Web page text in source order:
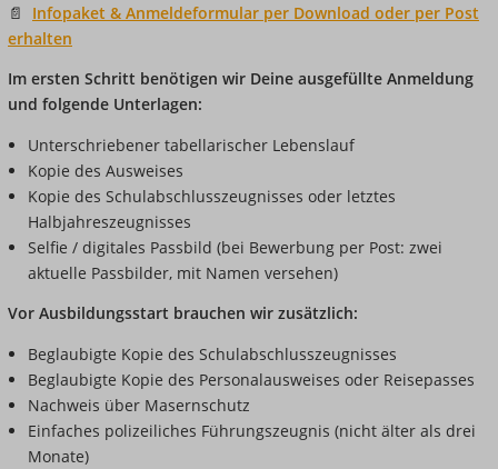
📄 Infopaket & Anmeldeformular per Download oder per Post
erhalten
Im ersten Schritt benötigen wir Deine ausgefüllte Anmeldung
und folgende Unterlagen:
Unterschriebener tabellarischer Lebenslauf
Kopie des Ausweises
Kopie des Schulabschlusszeugnisses oder letztes
Halbjahreszeugnisses
Selfie / digitales Passbild (bei Bewerbung per Post: zwei
aktuelle Passbilder, mit Namen versehen)
Vor Ausbildungsstart brauchen wir zusätzlich:
Beglaubigte Kopie des Schulabschlusszeugnisses
Beglaubigte Kopie des Personalausweises oder Reisepasses
Nachweis über Masernschutz
Einfaches polizeiliches Führungszeugnis (nicht älter als drei
Monate)